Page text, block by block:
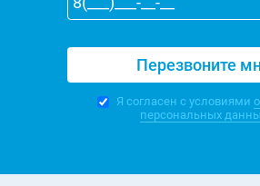
Я согласен с условиями
персональных